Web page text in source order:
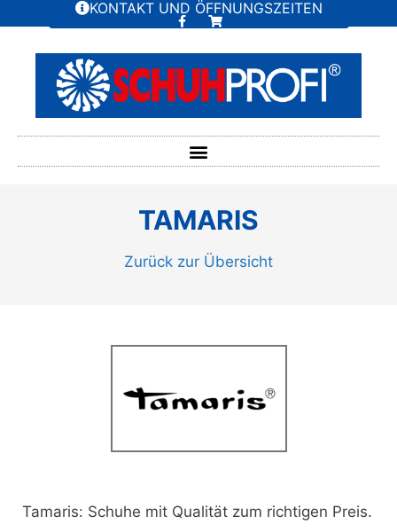
KONTAKT UND ÖFFNUNGSZEITEN
TAMARIS
Zurück zur Übersicht
Tamaris: Schuhe mit Qualität zum richtigen Preis.